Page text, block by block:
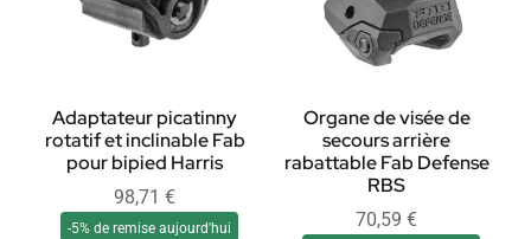
Adaptateur picatinny
rotatif et inclinable Fab
pour bipied Harris
98,71 €
-5% de remise aujourd'hui
Organe de visée de
secours arrière
rabattable Fab Defense
RBS
70,59 €